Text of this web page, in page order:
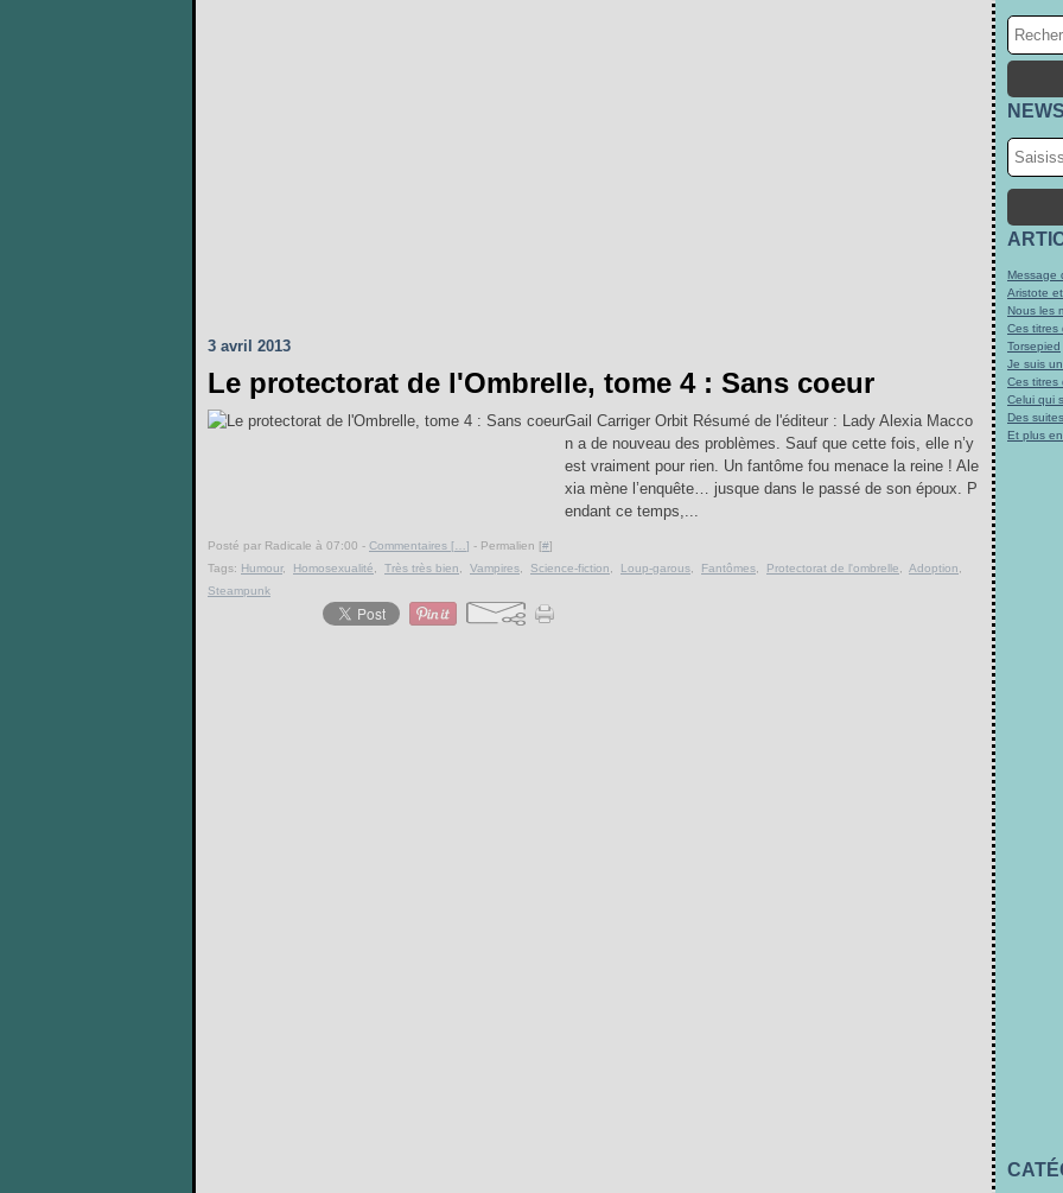
3 avril 2013
Le protectorat de l'Ombrelle, tome 4 : Sans coeur
Gail Carriger Orbit Résumé de l'éditeur : Lady Alexia Macco
n a de nouveau des problèmes. Sauf que cette fois, elle n’y
est vraiment pour rien. Un fantôme fou menace la reine ! Ale
xia mène l’enquête… jusque dans le passé de son époux. P
endant ce temps,...
Posté par Radicale à 07:00 - Commentaires [ ] - Permalien [#]
Tags: Humour, Homosexualité Très très bien Vampires Science-fiction Loup-garous Fantômes Protectorat de l'ombrelle Adoption
Steampunk
Message
Aristote
Nous les
Ces titres
Torsepied
Je suis
Ces titres
Celui qui
Des
Et plus